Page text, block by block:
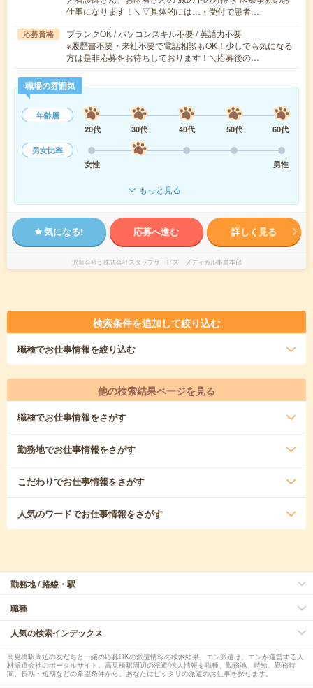
仕事になります！＼▽具体的には…・受付で患者…
応募資格
ブランクOK / パソコンスキル不要 / 英語力不要
※履歴書不要・来社不要で電話相談もOK！少しでも気になる
方は是非応募をお待ちしております！＼応募後の…
職場の雰囲気
年齢層
20代
30代 40代 50代
60代
男女比率
女性
男性
もっと見る
気になる! 応募へ進む 詳しく見る
派遣会社 株式会社スタッフサービス メディカル事業本部
検索条件を追加して絞り込む
職種でお仕事情報を絞り込む
他の検索結果ページを見る
職種でお仕事情報をさがす
勤務地でお仕事情報をさがす
こだわりでお仕事情報をさがす
人気のワードでお仕事情報をさがす
勤務地 / 路線・駅
職種
人気の検索インデックス
高見橋駅周辺の友だちと一緒の応募OKの派遣情報の検索結果。エン派遣は、エンが運営する人
材派遣会社のポータルサイト。高見橋駅周辺の派遣/求人情報を職種、勤務地、時給、勤務時
間、長期・短期などの希望条件から、あなたにピッタリの派遣のお仕事を探せます。